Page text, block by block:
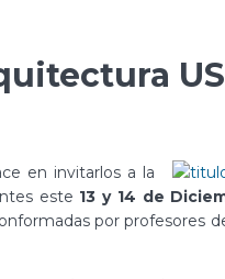
en invitarlos a la
este 13 y 14 de
por profesores